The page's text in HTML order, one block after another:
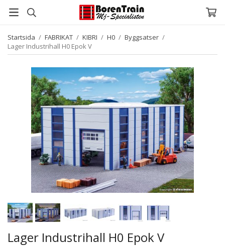
Startsida / FABRIKAT / KIBRI / H0 / Byggsatser /
Lager Industrihall H0 Epok V
Lager Industrihall H0 Epok V